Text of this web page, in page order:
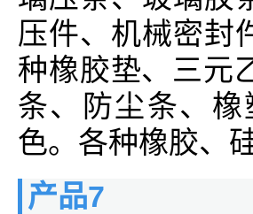
压件、机械密封
种橡胶垫、三元
条、防尘条、
色。各种橡胶、
产品7